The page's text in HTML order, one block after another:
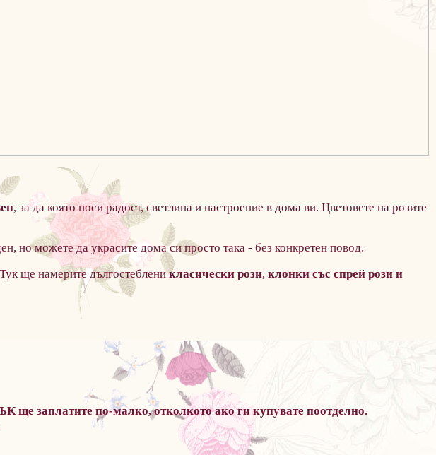
, за да която носи радост, светлина и настроение в дома ви. Цветовете на розите
но можете да украсите дома си просто така - без конкретен повод.
ще намерите дългостебленикласически рози, клонки със спрей рози и
заплатите по-малко, отколкото ако ги купувате поотделно.